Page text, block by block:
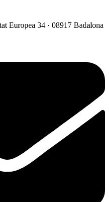
Europea 34 · 08917 Badalona